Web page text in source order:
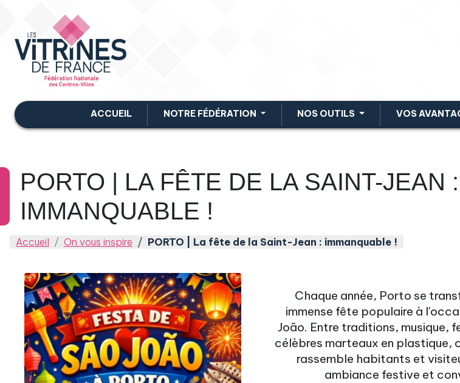
ACCUEIL NOTRE FÉDÉRATION NOS OUTILS VOS
PORTO | LA FÊTE DE LA SAINT-JEAN :
IMMANQUABLE !
Accueil On vous inspire PORTO | La fête de la Saint-Jean : immanquable !
Chaque année, Porto se
immense fête populaire à
João. Entre traditions, musique,
célèbres marteaux en plastique,
rassemble habitants et
ambiance festive et